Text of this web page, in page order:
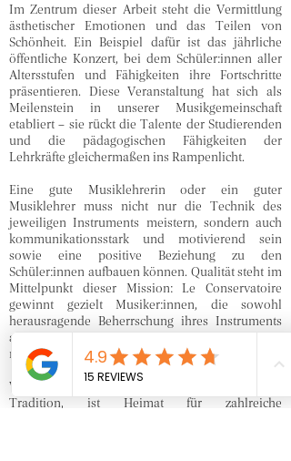
Im Zentrum dieser Arbeit steht die Vermittlung
ästhetischer Emotionen und das Teilen von
Schönheit. Ein Beispiel dafür ist das jährliche
öffentliche Konzert, bei dem Schüler:innen aller
Altersstufen und Fähigkeiten ihre Fortschritte
präsentieren. Diese Veranstaltung hat sich als
Meilenstein in unserer Musikgemeinschaft
etabliert – sie rückt die Talente der Studierenden
und die pädagogischen Fähigkeiten der
Lehrkräfte gleichermaßen ins Rampenlicht.
Eine gute Musiklehrerin oder ein guter
Musiklehrer muss nicht nur die Technik des
jeweiligen Instruments meistern, sondern auch
kommunikationsstark und motivierend sein
sowie eine positive Beziehung zu den
Schüler:innen aufbauen können. Qualität steht im
Mittelpunkt dieser Mission: Le Conservatoire
gewinnt gezielt Musiker:innen, die sowohl
herausragende Beherrschung ihres Instruments
als auch pädagogische und menschliche Stärken
mitbringen.
Wien, eine Stadt mit einer reichen musikalischen
Tradition, ist Heimat für zahlreiche